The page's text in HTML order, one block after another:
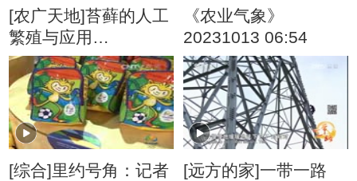
[农广天地]苔藓的人工
繁殖与应用
20160711
《农业气象》
20231013 06:54
[综合]里约号角：记者
[远方的家]一带一路